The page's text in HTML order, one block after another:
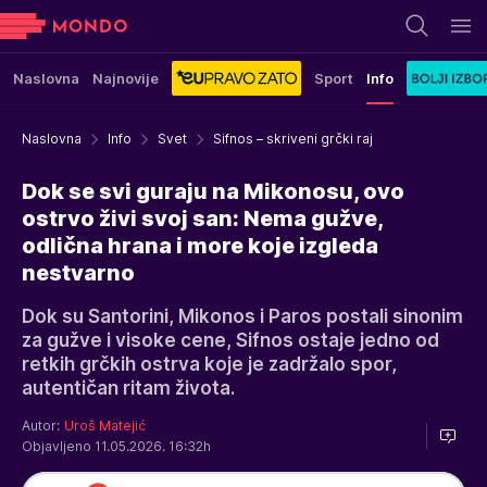
Naslovna Najnovije Sport Info
Naslovna Info Svet Sifnos – skriveni grčki raj
Dok se svi guraju na Mikonosu, ovo
ostrvo živi svoj san: Nema gužve,
odlična hrana i more koje izgleda
nestvarno
Dok su Santorini, Mikonos i Paros postali sinonim
za gužve i visoke cene, Sifnos ostaje jedno od
retkih grčkih ostrva koje je zadržalo spor,
autentičan ritam života.
Autor: Uroš Matejić
Objavljeno 11.05.2026. 16:32h